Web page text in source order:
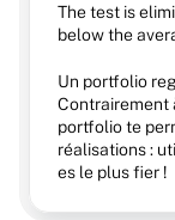
The test is
below the
Un portfolio
Contrairement
portfolio te
réalisations :
es le plus fier !